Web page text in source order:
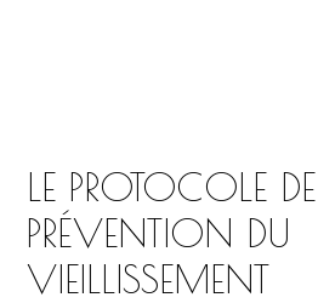
LE PROTOCOLE DE
PRÉVENTION DU
VIEILLISSEMENT